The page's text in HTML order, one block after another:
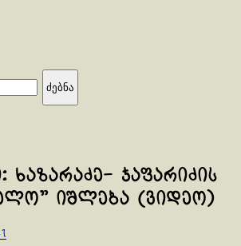
ხაზარაძე- ჯაფარიძის
იშლება (ვიდეო)